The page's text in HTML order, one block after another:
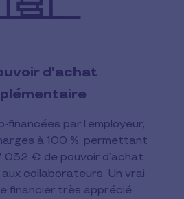
d'achat
financées par l’employeur,
à 100 %, permettant
032 € de pouvoir d’achat
collaborateurs. Un vrai
financier très apprécié.